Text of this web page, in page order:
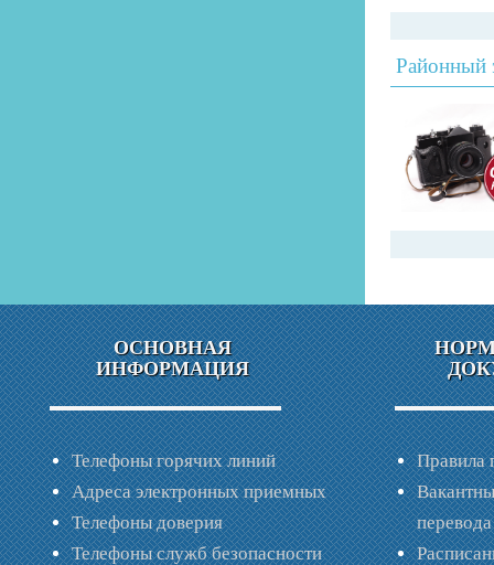
Районный
ОСНОВНАЯ
ИНФОРМАЦИЯ
Телефоны горячих линий
Адреса электронных приемных
Телефоны доверия
Телефоны служб безопасности
Правила
перевода